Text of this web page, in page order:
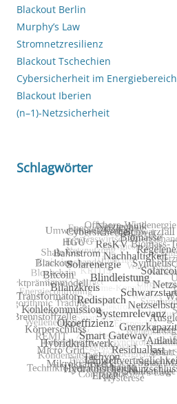
Blackout Berlin
Murphy’s Law
Stromnetzresilienz
Blackout Tschechien
Cybersicherheit im Energiebereich
Blackout Iberien
(n–1)-Netzsicherheit
Schlagwörter